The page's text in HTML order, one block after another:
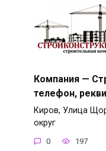
Компания —
телефон,
Киров, Улица
округ
0 197